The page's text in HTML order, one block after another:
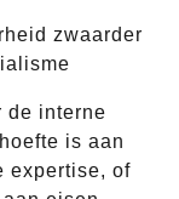
zwaarder
de interne
is aan
expertise, of